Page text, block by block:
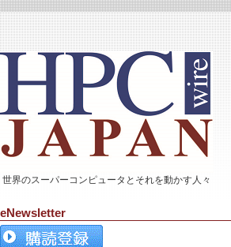
世界のスーパーコンピュータとそれを動かす人々
eNewsletter